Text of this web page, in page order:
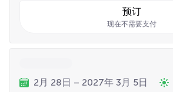
预订
现在不需要支付
2月 28日 – 2027年 3月 5日